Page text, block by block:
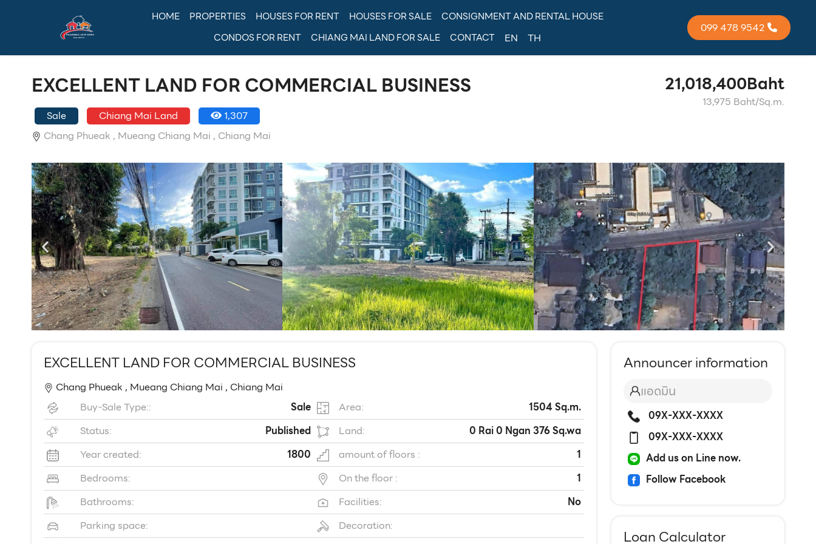
HOME PROPERTIES HOUSES FOR RENT HOUSES FOR SALE
CONSIGNMENT AND RENTAL HOUSE
CONDOS FOR RENT
CHIANG MAI LAND FOR SALE CONTACT EN TH
099 478 9542
EXCELLENT LAND FOR COMMERCIAL BUSINESS
Sale Chiang Mai Land
1,307
Chang Phueak , Mueang Chiang Mai , Chiang Mai
21,018,400Baht
13,975 Baht/Sq.m.
EXCELLENT LAND FOR COMMERCIAL BUSINESS
Chang Phueak , Mueang Chiang Mai , Chiang Mai
Buy-Sale Type::
Sale
Status:
Published
Year created:
1800
Bedrooms:
Bathrooms:
Parking space:
Area:
1504 Sq.m.
Land:
0 Rai 0 Ngan 376 Sq.wa
amount of floors :
1
On the floor :
1
Facilities:
No
Decoration:
Announcer information
แอดมิน
09X-XXX-XXXX
09X-XXX-XXXX
Add us on Line now.
Follow Facebook
Loan Calculator